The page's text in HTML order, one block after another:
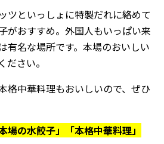
ツといっしょに特製だれに絡めて
がおすすめ。外国人もいっぱい来
有名な場所です。本場のおいしい
さい。
格中華料理もおいしいので、ぜひ
場の水餃子」「本格中華料理」